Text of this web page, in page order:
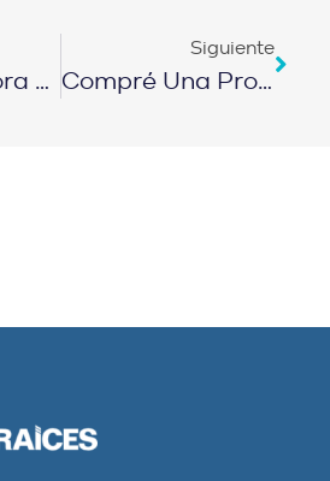
De Trabajadora Doméstica A 7 Puertas En 2 Años | EPISODIO 488
Siguiente
Compré Una Propiedad Con 50.000 USD De Descuento | EPISODIO 489